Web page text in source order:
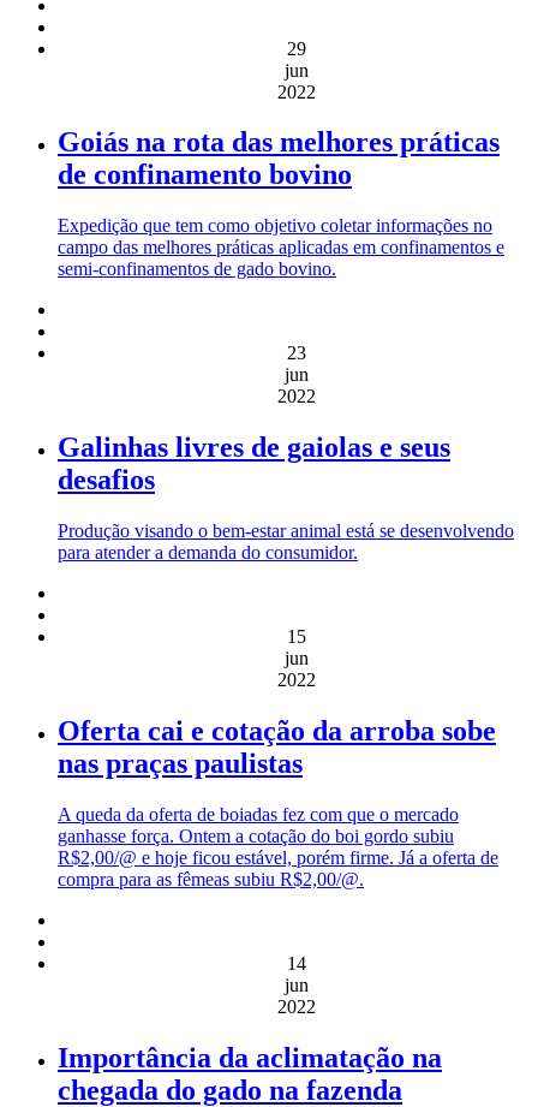
29
jun
2022
Goiás na rota das melhores práticas
de confinamento bovino
Expedição que tem como objetivo coletar informações no
campo das melhores práticas aplicadas em confinamentos e
semi-confinamentos de gado bovino.
23
jun
2022
Galinhas livres de gaiolas e seus
desafios
Produção visando o bem-estar animal está se desenvolvendo
para atender a demanda do consumidor.
15
jun
2022
Oferta cai e cotação da arroba sobe
nas praças paulistas
A queda da oferta de boiadas fez com que o mercado
ganhasse força. Ontem a cotação do boi gordo subiu
R$2,00/@ e hoje ficou estável, porém firme. Já a oferta de
compra para as fêmeas subiu R$2,00/@.
14
jun
2022
Importância da aclimatação na
chegada do gado na fazenda